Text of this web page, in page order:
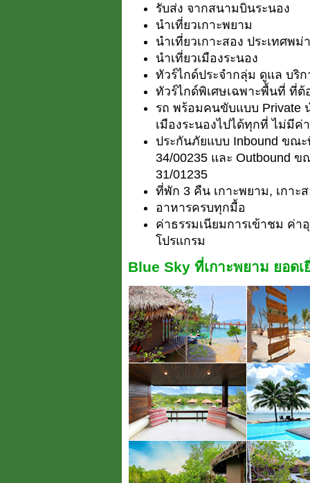
รับส่ง จากสนามบินระนอง
นำเที่ยวเกาะพยาม
นำเที่ยวเกาะสอง ประเทศพม่า
นำเที่ยวเมืองระนอง
ทัวร์ไกด์ประจำกลุ่ม ดูแล บริ
ทัวร์ไกด์พิเศษเฉพาะพื้นที่ ที่ต้
รถ พร้อมคนขับแบบ Private
เมืองระนองไปได้ทุกที่ ไม่มีค่
ประกันภัยแบบ Inbound ขณะ
34/00235 และ Outbound ข
31/01235
ที่พัก 3 คืน เกาะพยาม, เกาะ
อาหารครบทุกมื้อ
ค่าธรรมเนียมการเข้าชม ค่
โปรแกรม
Blue Sky ที่เกาะพยาม ยอด